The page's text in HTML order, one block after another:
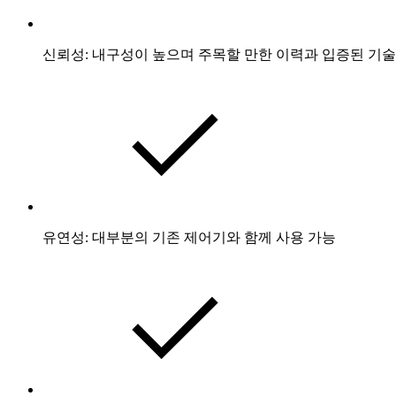
신뢰성: 내구성이 높으며 주목할 만한 이력과 입증된 기
유연성: 대부분의 기존 제어기와 함께 사용 가능